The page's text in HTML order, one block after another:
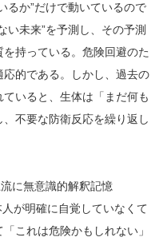
るか”だけで動いているので
い未来”を予測し、その予測
持っている。危険回避のた
的である。しかし、過去の
いると、生体は「まだ何も
不要な防衛反応を繰り返し
に無意識的解釈記憶
が明確に自覚していなくて
これは危険かもしれない」